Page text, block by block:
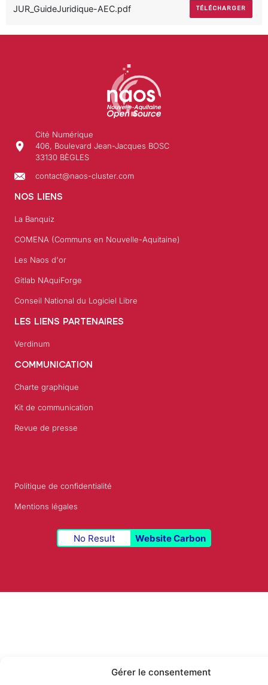
Gérer le consentement
JUR_GuideJuridique-AEC.pdf TÉLÉCHARGER
Cité Numérique
406, Boulevard Jean-Jacques BOSC
33130 BÈGLES
contact@naos-cluster.com
NOS LIENS
La Banquiz
COMENA (Communs en Nouvelle-Aquitaine)
Les Naos d'or
Gitlab NAquiForge
Conseil National du Logiciel Libre
LES LIENS PARTENAIRES
Verdinum
COMMUNICATION
Charte graphique
Kit de communication
Revue de presse
Politique de confidentialité
Mentions légales
No Result Website Carbon